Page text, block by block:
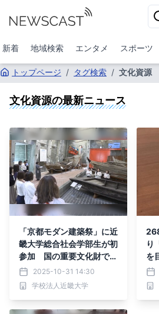
新着 地域検索 エンタメ スポーツ
トップページ / タグ検索 / 文化資源
文化資源の最新ニュース
「京都モダン建築祭」に近
畿大学総合社会学部生が初
参加 国の重要文化財で
「京都『エコー遺産』アカ
ペラライブ！」を実施
2025-10-31 14:30
学校法人近畿大学
り
を
及
や
な